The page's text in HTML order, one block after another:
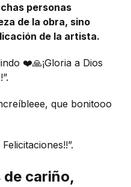
personas
de la obra, sino
de la artista.
❤️🙏¡Gloria a Dios
que bonitooo
cariño,